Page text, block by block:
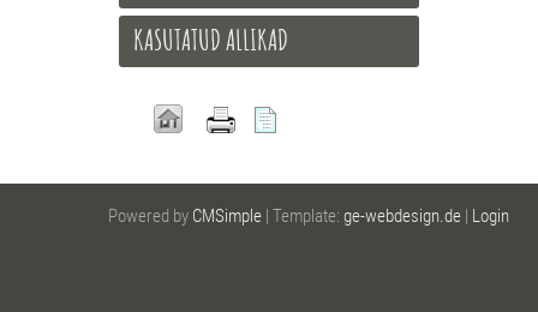
KASUTATUD ALLIKAD
Powered by CMSimple | Template: ge-webdesign.de | Login